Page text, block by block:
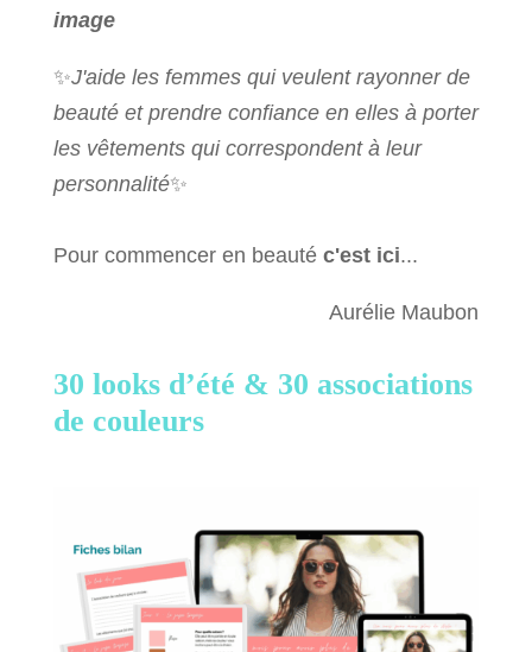
image
✨J'aide les femmes qui veulent rayonner de
beauté et prendre confiance en elles à porter
les vêtements qui correspondent à leur
personnalité✨
Pour commencer en beauté c'est ici...
Aurélie Maubon
30 looks d’été & 30 associations
de couleurs